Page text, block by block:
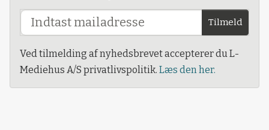
Tilmeld
Ved tilmelding af nyhedsbrevet accepterer du L-
Mediehus A/S privatlivspolitik. Læs den her.